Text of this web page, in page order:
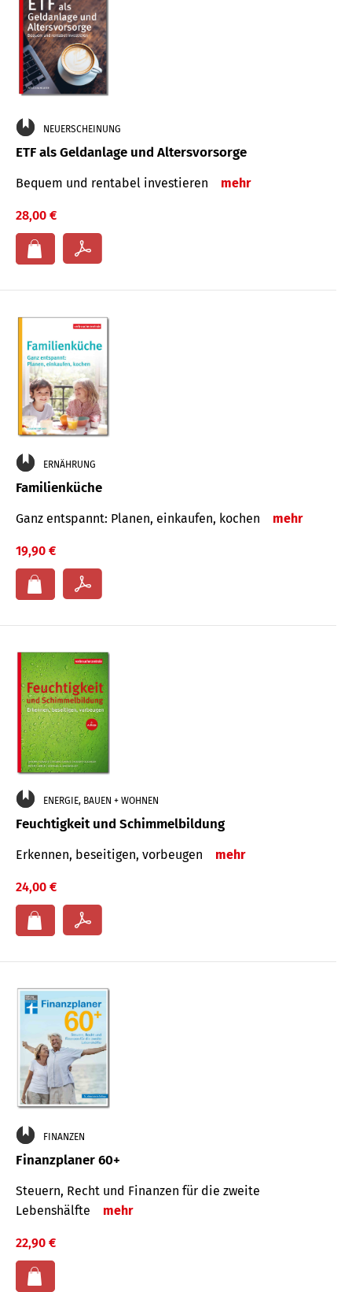
NEUERSCHEINUNG
ETF als Geldanlage und Altersvorsorge
Bequem und rentabel investieren mehr
28,00 €
ERNÄHRUNG
Familienküche
Ganz entspannt: Planen, einkaufen, kochen mehr
19,90 €
ENERGIE, BAUEN + WOHNEN
Feuchtigkeit und Schimmelbildung
Erkennen, beseitigen, vorbeugen mehr
24,00 €
FINANZEN
Finanzplaner 60+
Steuern, Recht und Finanzen für die zweite
Lebenshälfte
mehr
22,90 €